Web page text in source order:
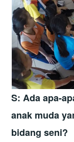
S: Ada apa-
anak muda
bidang seni?